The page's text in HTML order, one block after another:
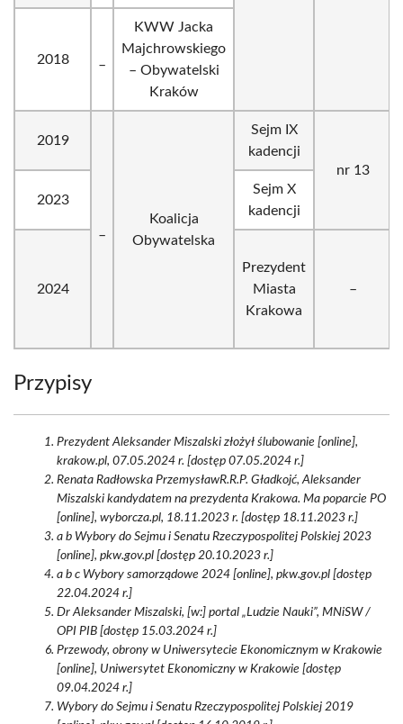
2018
KWW Jacka
Majchrowskiego
– Obywatelski
Kraków
2019
Koalicja
Obywatelska
Sejm IX
kadencji
nr 13
2023
Sejm X
kadencji
2024
Prezydent
Miasta
Krakowa
–
Przypisy
Prezydent Aleksander Miszalski złożył ślubowanie [online],
krakow.pl, 07.05.2024 r. [dostęp 07.05.2024 r.]
Renata Radłowska PrzemysławR.R.P. Gładkojć, Aleksander
Miszalski kandydatem na prezydenta Krakowa. Ma poparcie PO
[online], wyborcza.pl, 18.11.2023 r. [dostęp 18.11.2023 r.]
a b Wybory do Sejmu i Senatu Rzeczypospolitej Polskiej 2023
[online], pkw.gov.pl [dostęp 20.10.2023 r.]
a b c Wybory samorządowe 2024 [online], pkw.gov.pl [dostęp
22.04.2024 r.]
Dr Aleksander Miszalski, [w:] portal „Ludzie Nauki”, MNiSW /
OPI PIB [dostęp 15.03.2024 r.]
Przewody, obrony w Uniwersytecie Ekonomicznym w Krakowie
[online], Uniwersytet Ekonomiczny w Krakowie [dostęp
09.04.2024 r.]
Wybory do Sejmu i Senatu Rzeczypospolitej Polskiej 2019